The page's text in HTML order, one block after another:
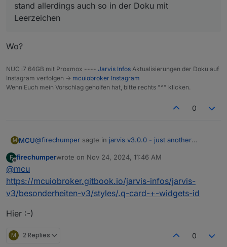
Den Umbruch kann ich wahrscheinlich nicht
bestimmen oder? Er macht das jetzt nach jedem
Lösung war wirklich das Leerzeichen zwischen
stand allerdings auch so in der Doku mit
Leerzeichen
Wo?
NUC i7 64GB mit Proxmox ---- Jarvis Infos Aktualisierungen der Doku auf
Instagram verfolgen -> mcuiobroker Instagram
Wenn Euch mein Vorschlag geholfen hat, bitte rechts "^" klicken.
0
M MCU@firechumper sagte in jarvis v3.0.0 - just another
Leerzeichen
Wo?
F firechumperwrote on Nov 24, 2024, 11:46 AM
last edited by
@mcu
https://mcuiobroker.gitbook.io/jarvis-infos/jarvis-
v3/besonderheiten-v3/styles/.q-card-+-widgets-id
Hier :-)
M 2 Replies 0